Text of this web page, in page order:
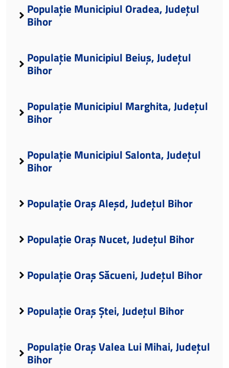
Populație Municipiul Oradea, Județul
Bihor
Populație Municipiul Beiuș, Județul
Bihor
Populație Municipiul Marghita, Județul
Bihor
Populație Municipiul Salonta, Județul
Bihor
Populație Oraș Aleșd, Județul Bihor
Populație Oraș Nucet, Județul Bihor
Populație Oraș Săcueni, Județul Bihor
Populație Oraș Ștei, Județul Bihor
Populație Oraș Valea Lui Mihai, Județul
Bihor